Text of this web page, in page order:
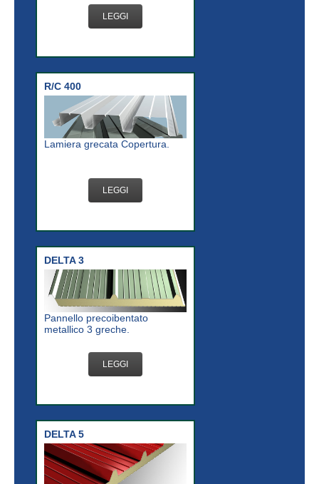
LEGGI
R/C 400
Lamiera grecata Copertura.
LEGGI
DELTA 3
Pannello precoibentato
metallico 3 greche.
LEGGI
DELTA 5